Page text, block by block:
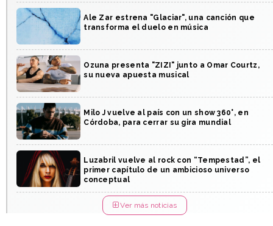
Ale Zar estrena "Glaciar", una canción que
transforma el duelo en música
Ozuna presenta "ZIZI" junto a Omar Courtz,
su nueva apuesta musical
Milo J vuelve al país con un show 360°, en
Córdoba, para cerrar su gira mundial
Luzabril vuelve al rock con “Tempestad”, el
primer capítulo de un ambicioso universo
conceptual
Ver más noticias